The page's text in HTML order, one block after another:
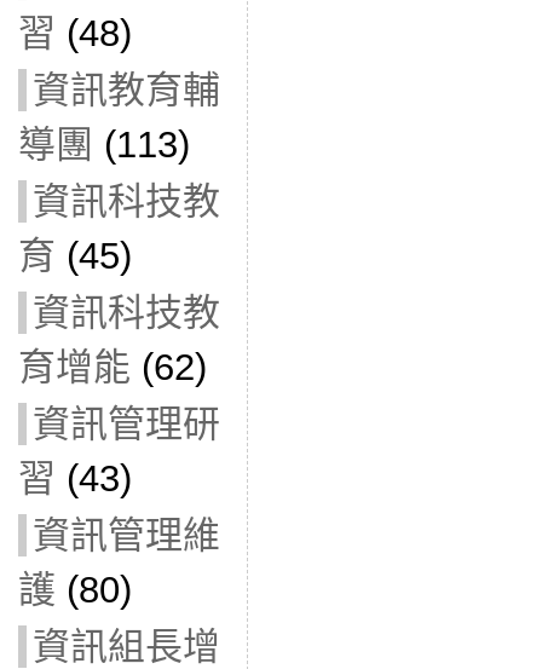
習 (48)
資訊教育輔
導團 (113)
資訊科技教
育 (45)
資訊科技教
育增能 (62)
資訊管理研
習 (43)
資訊管理維
護 (80)
資訊組長增